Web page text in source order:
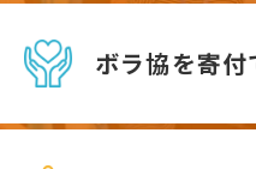
ボラ協を寄付